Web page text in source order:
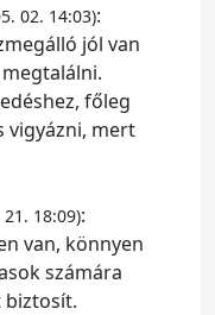
02. 14:03):
jól van
főleg
vigyázni, mert
18:09):
van, könnyen
számára
biztosít.